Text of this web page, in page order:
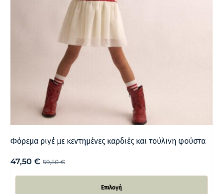
Φόρεμα ριγέ με κεντημένες καρδιές και τούλινη φούστα
59,50€
47,50 €
Επιλογή